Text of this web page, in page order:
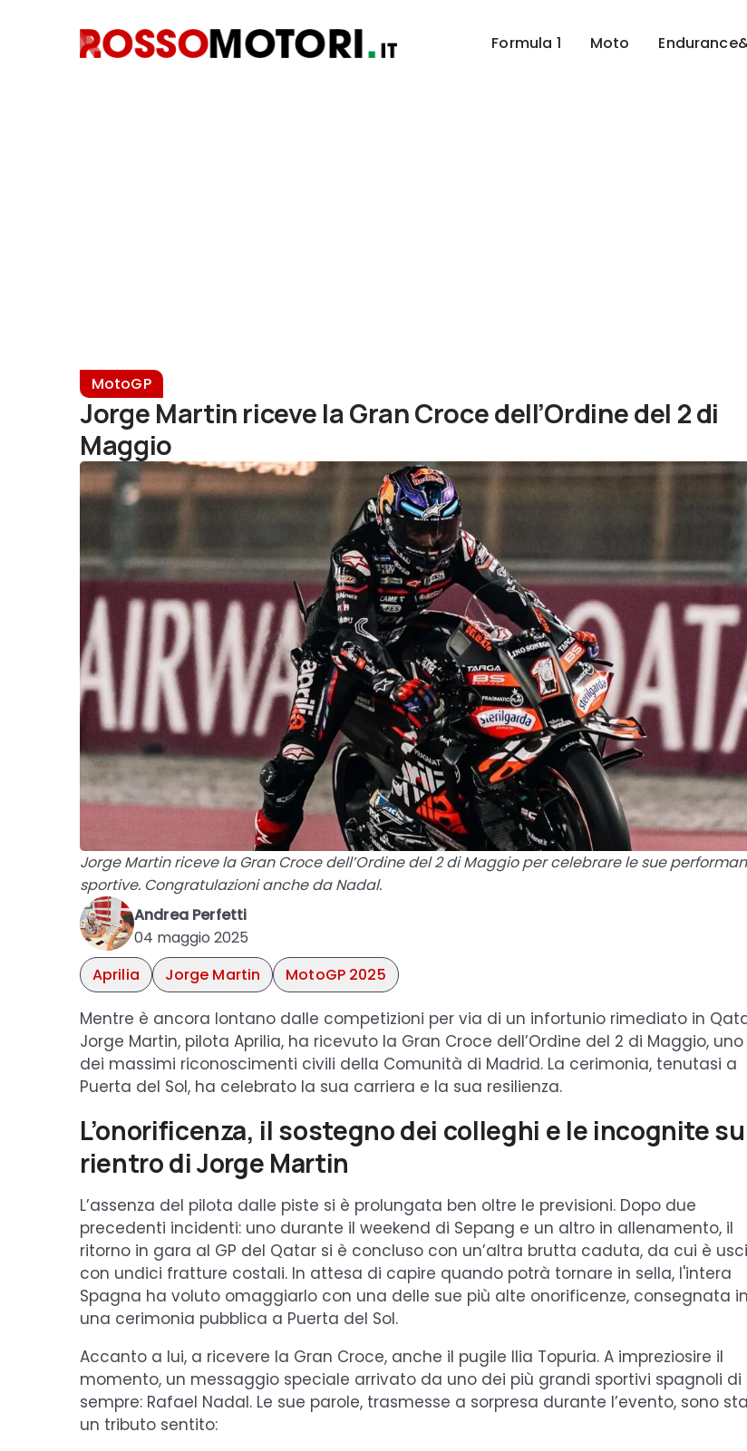
Formula 1 Moto
MotoGP
Jorge Martin riceve la Gran Croce dell’Ordine del 2 di
Maggio
Jorge Martin riceve la Gran Croce dell’Ordine del 2 di Maggio per celebrare le sue
sportive. Congratulazioni anche da Nadal.
Andrea Perfetti
04 maggio 2025
Aprilia
Jorge Martin MotoGP 2025
Mentre è ancora lontano dalle competizioni per via di un infortunio rimediato in
Jorge Martin, pilota Aprilia, ha ricevuto la Gran Croce dell’Ordine del 2 di Maggio, uno
dei massimi riconoscimenti civili della Comunità di Madrid. La cerimonia, tenutasi a
Puerta del Sol, ha celebrato la sua carriera e la sua resilienza.
L’onorificenza, il sostegno dei colleghi e le incognite
rientro di Jorge Martin
L’assenza del pilota dalle piste si è prolungata ben oltre le previsioni. Dopo due
precedenti incidenti: uno durante il weekend di Sepang e un altro in allenamento, il
ritorno in gara al GP del Qatar si è concluso con un’altra brutta caduta, da cui è
con undici fratture costali. In attesa di capire quando potrà tornare in sella, l'intera
Spagna ha voluto omaggiarlo con una delle sue più alte onorificenze, consegnata in
una cerimonia pubblica a Puerta del Sol.
Accanto a lui, a ricevere la Gran Croce, anche il pugile Ilia Topuria. A impreziosire il
momento, un messaggio speciale arrivato da uno dei più grandi sportivi spagnoli di
sempre: Rafael Nadal. Le sue parole, trasmesse a sorpresa durante l’evento, sono
un tributo sentito: